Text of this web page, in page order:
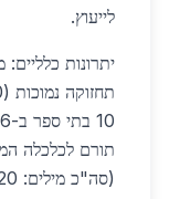
לייעוץ.
(סה"כ מילים: 1,320)